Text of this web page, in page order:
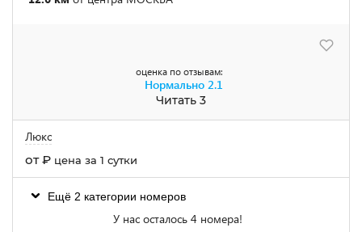
оценка по отзывам:
Нормально 2.1
Читать 3
Люкс
от₽ цена за 1 сутки
Ещё 2 категории номеров
У нас осталось 4 номера!